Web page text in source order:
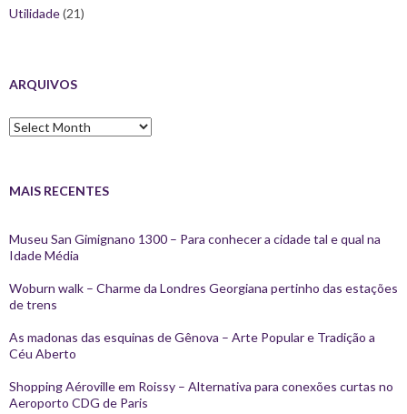
Utilidade(21)
ARQUIVOS
Arquivos
MAIS RECENTES
Museu San Gimignano 1300 – Para conhecer a cidade tal e qual na
Idade Média
Woburn walk – Charme da Londres Georgiana pertinho das estações
de trens
As madonas das esquinas de Gênova – Arte Popular e Tradição a
Céu Aberto
Shopping Aéroville em Roissy – Alternativa para conexões curtas no
Aeroporto CDG de Paris